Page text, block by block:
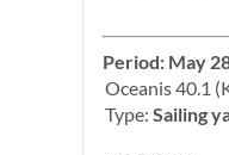
Period: May
Oceanis 40.1
Type: Sailing